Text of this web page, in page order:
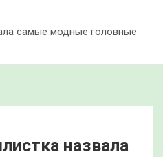
самые модные головные
назвала